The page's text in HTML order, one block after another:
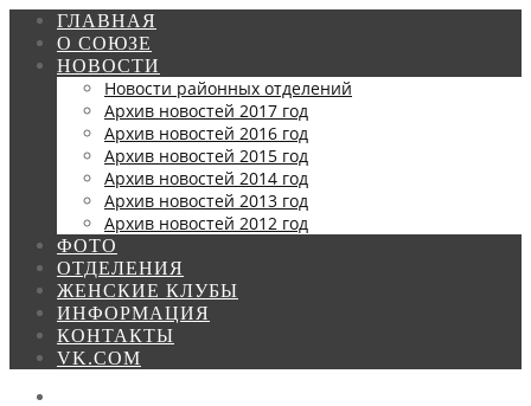
ГЛАВНАЯ
О СОЮЗЕ
НОВОСТИ
Новости районных отделений
Архив новостей 2017 год
Архив новостей 2016 год
Архив новостей 2015 год
Архив новостей 2014 год
Архив новостей 2013 год
Архив новостей 2012 год
ФОТО
ОТДЕЛЕНИЯ
ЖЕНСКИЕ КЛУБЫ
ИНФОРМАЦИЯ
КОНТАКТЫ
VK.COM